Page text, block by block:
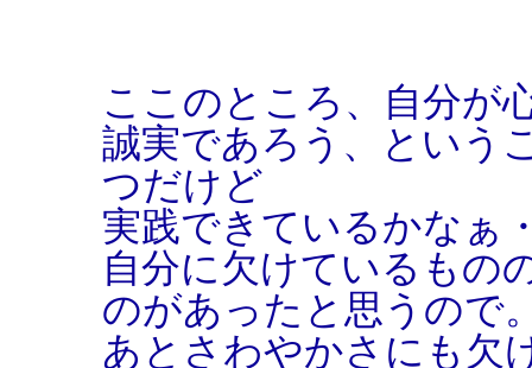
ここのところ、自分が
誠実であろう、という
つだけど
実践できているかなぁ
自分に欠けているもの
のがあったと思うので
あとさわやかさにも欠